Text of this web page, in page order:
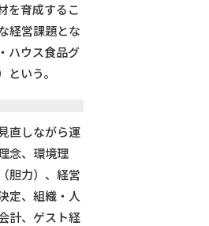
を育成するこ
経営課題とな
ハウス食品グ
いう。
直しながら運
念、環境理
胆力）、経営
定、組織・人
計、ゲスト経